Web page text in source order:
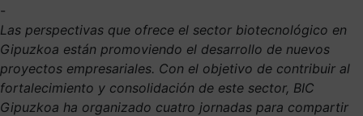
-
Las perspectivas que ofrece el sector biotecnológico en
Gipuzkoa están promoviendo el desarrollo de nuevos
proyectos empresariales. Con el objetivo de contribuir al
fortalecimiento y consolidación de este sector, BIC
Gipuzkoa ha organizado cuatro jornadas para compartir